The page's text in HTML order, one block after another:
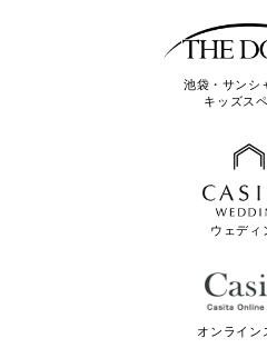
池袋・サンシ
キッズス
ウェディ
オンライン